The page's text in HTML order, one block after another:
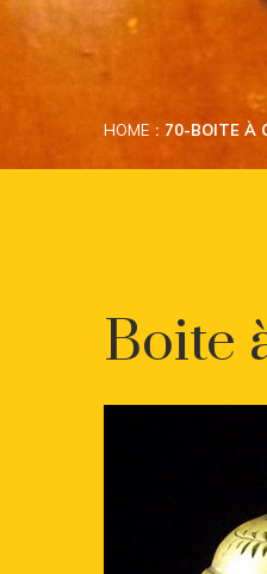
HOME 70-BOITE À
Boite